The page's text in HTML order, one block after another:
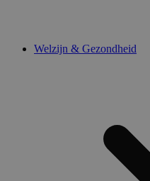
Welzijn & Gezondheid